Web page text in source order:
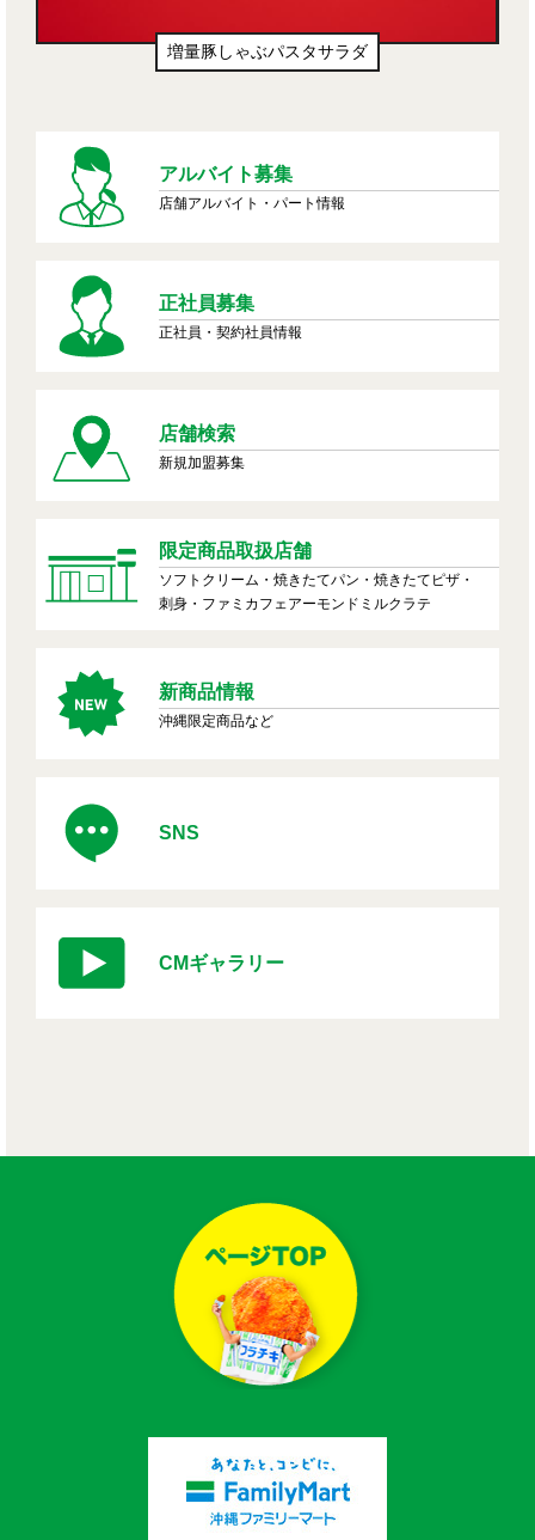
増量豚しゃぶパスタサラダ
アルバイト募集
店舗アルバイト・パート情報
正社員募集
正社員・契約社員情報
店舗検索
新規加盟募集
限定商品取扱店舗
ソフトクリーム・焼きたてパン・焼きたてピザ・
刺身・ファミカフェアーモンドミルクラテ
新商品情報
沖縄限定商品など
SNS
CMギャラリー